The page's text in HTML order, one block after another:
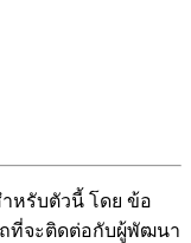
ำหรับตัวนี้ โดย ข้อ
ที่จะติดต่อกับผู้พัฒนา